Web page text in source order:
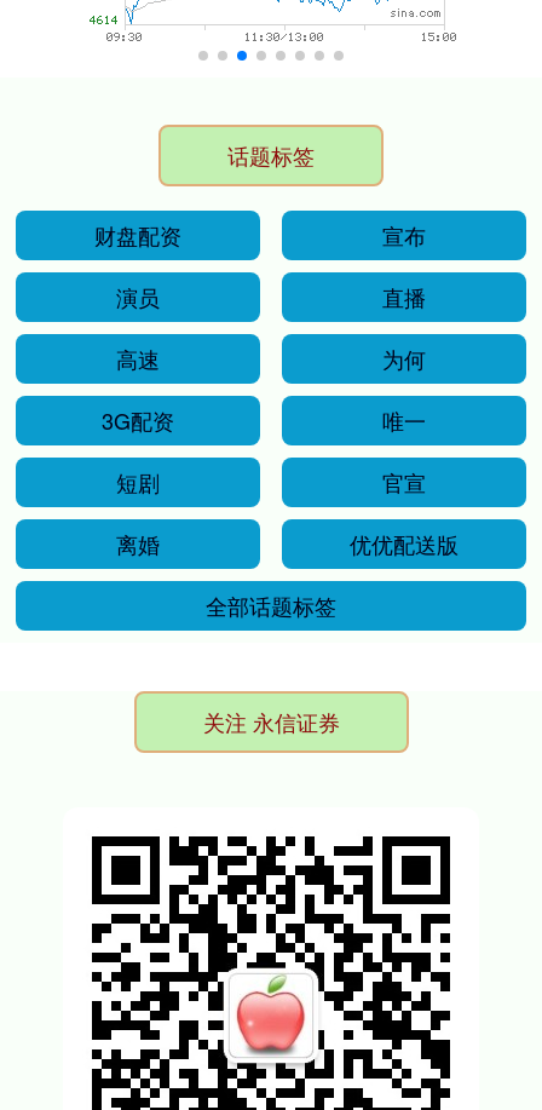
话题标签
财盘配资
宣布
演员
直播
高速
为何
3G配资
唯一
短剧
官宣
离婚
优优配送版
全部话题标签
关注 永信证券